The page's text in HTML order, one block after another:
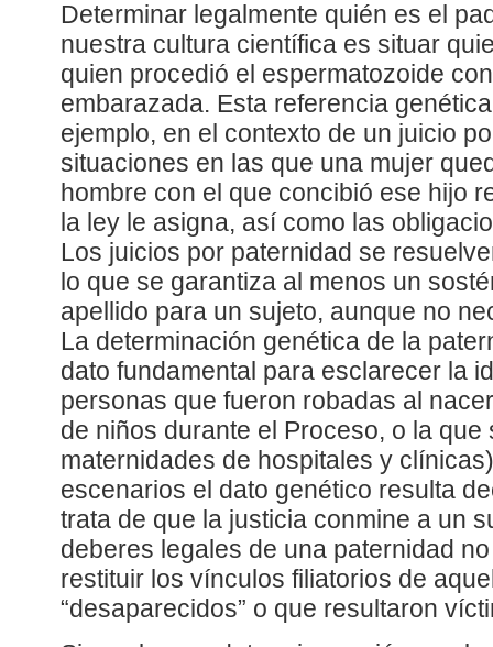
Determinar legalmente quién es el
nuestra cultura científica es situar
quien procedió el espermatozoide
embarazada. Esta referencia
ejemplo, en el contexto de un juicio
situaciones en las que una mujer
hombre con el que concibió ese hijo
la ley le asigna, así como las
Los juicios por paternidad se
lo que se garantiza al menos un
apellido para un sujeto, aunque no
La determinación genética de la
dato fundamental para esclarecer la
personas que fueron robadas al
de niños durante el Proceso, o la
maternidades de hospitales y
escenarios el dato genético resulta
trata de que la justicia conmine a un
deberes legales de una paternidad
restituir los vínculos filiatorios de
“desaparecidos” o que resultaron